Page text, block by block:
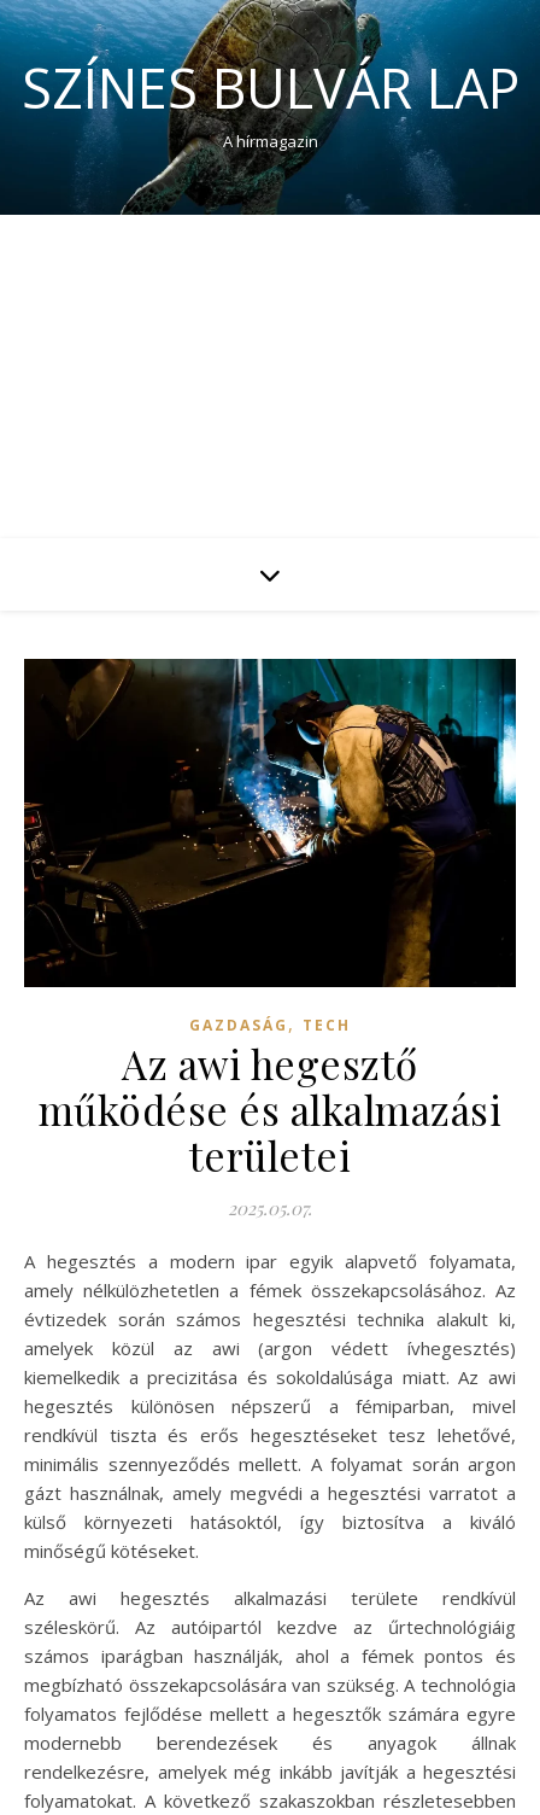
SZÍNES BULVÁR LAP
A hírmagazin
GAZDASÁG , TECH
Az awi hegesztő
működése és alkalmazási
területei
2025.05.07.
A hegesztés a modern ipar egyik alapvető folyamata,
amely nélkülözhetetlen a fémek összekapcsolásához. Az
évtizedek során számos hegesztési technika alakult ki,
amelyek közül az awi (argon védett ívhegesztés)
kiemelkedik a precizitása és sokoldalúsága miatt. Az awi
hegesztés különösen népszerű a fémiparban, mivel
rendkívül tiszta és erős hegesztéseket tesz lehetővé,
minimális szennyeződés mellett. A folyamat során argon
gázt használnak, amely megvédi a hegesztési varratot a
külső környezeti hatásoktól, így biztosítva a kiváló
minőségű kötéseket.
Az awi hegesztés alkalmazási területe rendkívül
széleskörű. Az autóipartól kezdve az űrtechnológiáig
számos iparágban használják, ahol a fémek pontos és
megbízható összekapcsolására van szükség. A technológia
folyamatos fejlődése mellett a hegesztők számára egyre
modernebb berendezések és anyagok állnak
rendelkezésre, amelyek még inkább javítják a hegesztési
folyamatokat. A következő szakaszokban részletesebben